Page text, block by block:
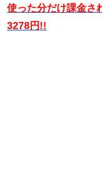
使った分だけ課金さ
3278円!!